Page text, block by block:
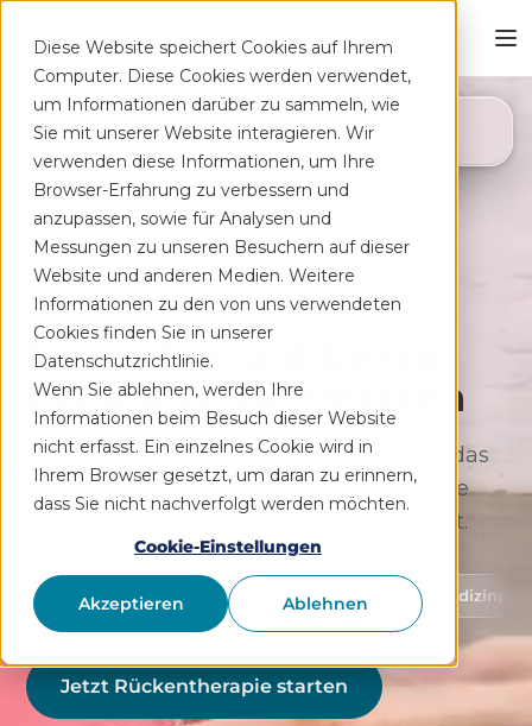
Diese Website speichert Cookies auf Ihrem
Computer. Diese Cookies werden verwendet,
um Informationen darüber zu sammeln, wie
Sie mit unserer Website interagieren. Wir
verwenden diese Informationen, um Ihre
Browser-Erfahrung zu verbessern und
anzupassen, sowie für Analysen und
Messungen zu unseren Besuchern auf dieser
Website und anderen Medien. Weitere
Informationen zu den von uns verwendeten
Cookies finden Sie in unserer
Datenschutzrichtlinie.
Wenn Sie ablehnen, werden Ihre
Informationen beim Besuch dieser Website
nicht erfasst. Ein einzelnes Cookie wird in
Ihrem Browser gesetzt, um daran zu erinnern,
dass Sie nicht nachverfolgt werden möchten.
Cookie-Einstellungen
Akzeptieren Ablehnen
Deine App auf Rezept
bei Rücken­schmerzen
Therapeutisches Training für zu Hause, das
sich flexibel deinem Alltag anpasst. Ohne
lange Wartezeiten, kostenfrei auf Rezept.
Schutz von Gesundheitsdaten Medizinprodukt
Jetzt Rückentherapie starten